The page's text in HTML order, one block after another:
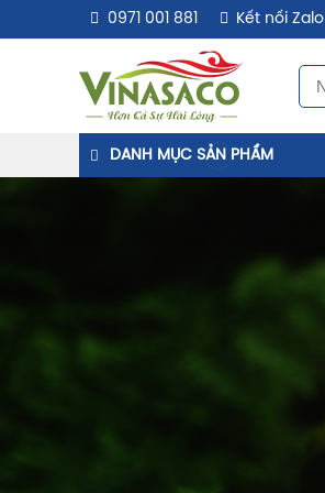
0971 001 881 Kết nối Zalo
DANH MỤC SẢN PHẨM